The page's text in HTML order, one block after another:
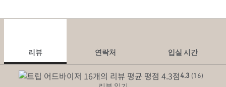
리뷰 연락처
입실 시간
4.3 (16)